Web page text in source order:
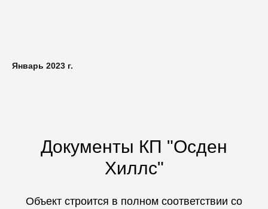
Январь 2023 г.
Документы КП "Осден
Хиллс"
Объект строится в полном соответствии со